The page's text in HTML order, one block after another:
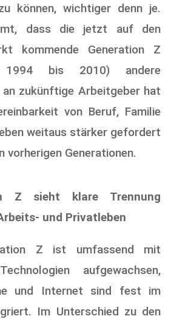
können, wichtiger denn je.
dass die jetzt auf den
kommende Generation Z
1994 bis 2010) andere
an zukünftige Arbeitgeber hat
von Beruf, Familie
weitaus stärker gefordert
vorherigen Generationen.
Z sieht klare Trennung
und Privatleben
Z ist umfassend mit
aufgewachsen,
und Internet sind fest im
Im Unterschied zu den